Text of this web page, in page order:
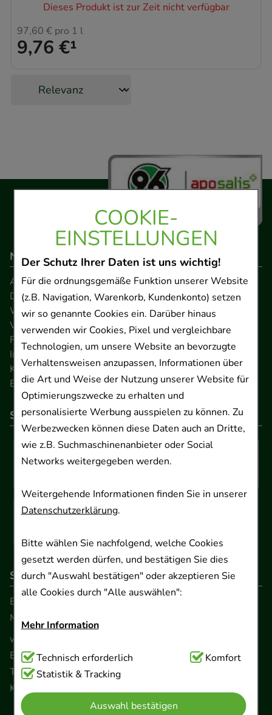
COOKIE-
EINSTELLUNGEN
Der Schutz Ihrer Daten ist uns wichtig!
Für die ordnungsgemäße Funktion unserer Website
(z.B. Navigation, Warenkorb, Kundenkonto) setzen
wir so genannte Cookies ein. Darüber hinaus
verwenden wir Cookies, Pixel und vergleichbare
Technologien, um unsere Website an bevorzugte
Verhaltensweisen anzupassen, Informationen über
die Art und Weise der Nutzung unserer Website für
Optimierungszwecke zu erhalten und
personalisierte Werbung ausspielen zu können. Zu
Werbezwecken können diese Daten auch an Dritte,
wie z.B. Suchmaschinenanbieter oder Social
Networks weitergegeben werden.
Weitergehende Informationen finden Sie in unserer
Datenschutzerklärung.
Bitte wählen Sie nachfolgend, welche Cookies
gesetzt werden dürfen, und bestätigen Sie dies
durch "Auswahl bestätigen" oder akzeptieren Sie
alle Cookies durch "Alle auswählen":
Mehr Information
Technisch Notwendig:Hierbei handelt es sich um
Cookies, die für die Grundfunktionen unserer
Website notwendig sind (z.B. Navigation,
Warenkorb, Kundenkonto), weshalb auf diese nicht
Technisch erforderlich
Komfort
Statistik & Tracking
Auswahl bestätigen
Dieses Produkt ist zur Zeit nicht verfügbar
9,76 €¹
97,60 € pro 1 l
Navigation
AGB
Datenschutz
Widerrufsrecht
Versandkosten
FAQ
Impressum
Kontakt
Barrierefreiheitserklärung
So können Sie bezahlen
So erreichen Sie uns
Beratung und Kundenservice:
Montag - Freitag von 9.00 bis 17.00 Uhr
www.ApoSalis.de
Ernst-August-Platz 2 · 30159 Hannover
Telefon 0511 89 71 80 0 · Fax 0511 89 71 80 11
Kontaktformular